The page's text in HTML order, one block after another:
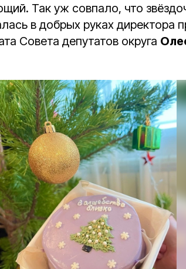
Так уж совпало, что
в добрых руках директора
Совета депутатов округа